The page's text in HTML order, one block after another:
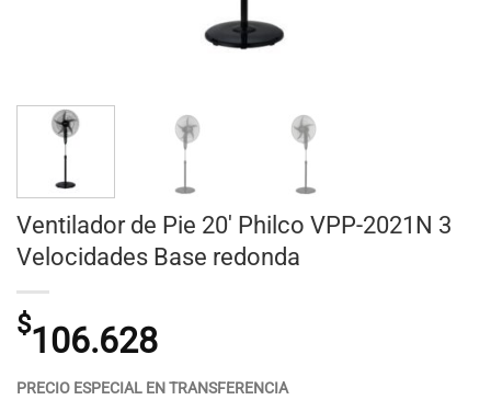
Ventilador de Pie 20′ Philco VPP-2021N 3
Velocidades Base redonda
$106.628
PRECIO ESPECIAL EN TRANSFERENCIA